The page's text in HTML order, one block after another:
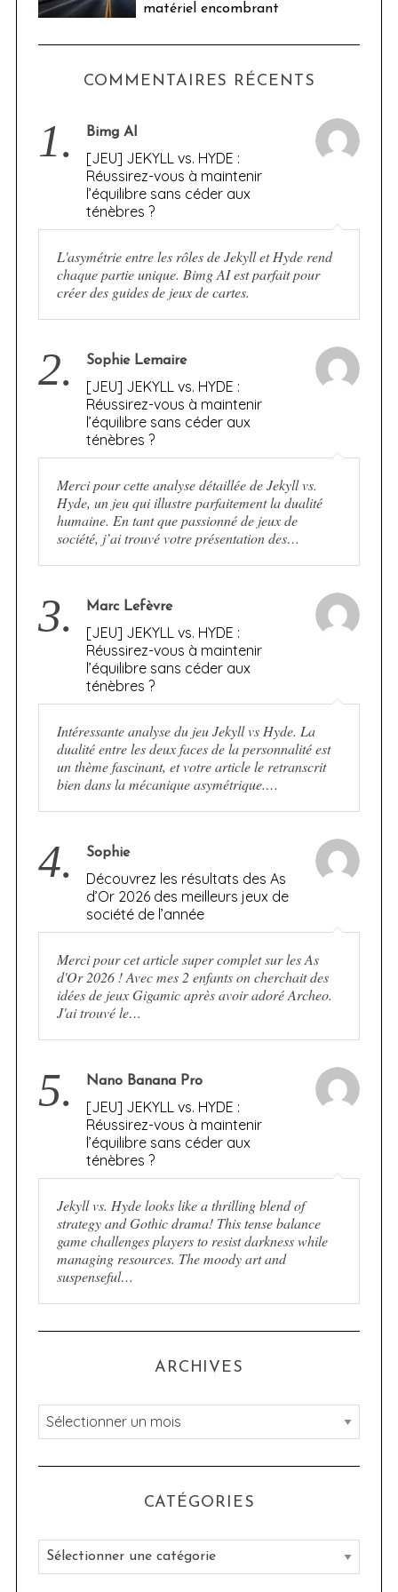
matériel encombrant
COMMENTAIRES RÉCENTS
1. Bimg AI
[JEU] JEKYLL vs. HYDE :
Réussirez-vous à maintenir
l’équilibre sans céder aux
ténèbres ?
L'asymétrie entre les rôles de Jekyll et Hyde rend
chaque partie unique. Bimg AI est parfait pour
créer des guides de jeux de cartes.
2. Sophie Lemaire
[JEU] JEKYLL vs. HYDE :
Réussirez-vous à maintenir
l’équilibre sans céder aux
ténèbres ?
Merci pour cette analyse détaillée de Jekyll vs.
Hyde, un jeu qui illustre parfaitement la dualité
humaine. En tant que passionné de jeux de
société, j’ai trouvé votre présentation des…
3. Marc Lefèvre
[JEU] JEKYLL vs. HYDE :
Réussirez-vous à maintenir
l’équilibre sans céder aux
ténèbres ?
Intéressante analyse du jeu Jekyll vs Hyde. La
dualité entre les deux faces de la personnalité est
un thème fascinant, et votre article le retranscrit
bien dans la mécanique asymétrique.…
4. Sophie
Découvrez les résultats des As
d’Or 2026 des meilleurs jeux de
société de l’année
Merci pour cet article super complet sur les As
d'Or 2026 ! Avec mes 2 enfants on cherchait des
idées de jeux Gigamic après avoir adoré Archeo.
J'ai trouvé le…
5. Nano Banana Pro
[JEU] JEKYLL vs. HYDE :
Réussirez-vous à maintenir
l’équilibre sans céder aux
ténèbres ?
Jekyll vs. Hyde looks like a thrilling blend of
strategy and Gothic drama! This tense balance
game challenges players to resist darkness while
managing resources. The moody art and
suspenseful…
ARCHIVES
A
r
c
v
CATÉGORIES
C
a